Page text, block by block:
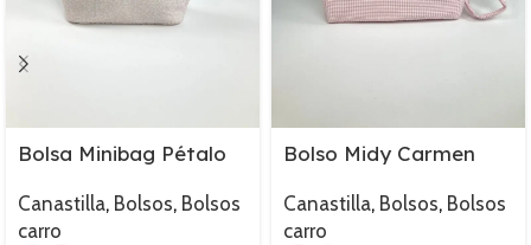
Bolsa Minibag Pétalo
Canastilla, Bolsos, Bolsos
carro
Bolso Midy Carmen
Canastilla, Bolsos, Bolsos
carro